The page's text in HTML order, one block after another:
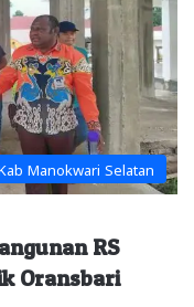
Manokwari Selatan
RS
Oransbari